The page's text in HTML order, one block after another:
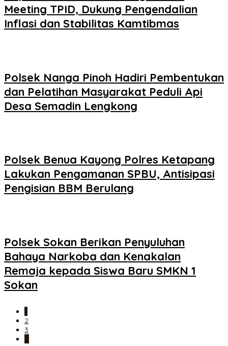
Meeting TPID, Dukung Pengendalian
Inflasi dan Stabilitas Kamtibmas
Polsek Nanga Pinoh Hadiri Pembentukan
dan Pelatihan Masyarakat Peduli Api
Desa Semadin Lengkong
Polsek Benua Kayong Polres Ketapang
Lakukan Pengamanan SPBU, Antisipasi
Pengisian BBM Berulang
Polsek Sokan Berikan Penyuluhan
Bahaya Narkoba dan Kenakalan
Remaja kepada Siswa Baru SMKN 1
Sokan
2
3